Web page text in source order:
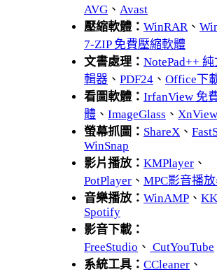
AVG 、 Avast
壓縮軟體： WinRAR 、
7-ZIP 免費壓縮軟體
文書處理： NotePad++
輯器 、 PDF24 、 Office下
看圖軟體： IrfanView 免
體 、 ImageGlass 、 XnView
螢幕抓圖： ShareX 、
WinSnap
影片播放： KMPlayer 、
PotPlayer 、 MPC影音播
音樂播放： WinAMP 、
Spotify
影音下載：
FreeStudio 、 CutYouTube
系統工具： CCleaner 、